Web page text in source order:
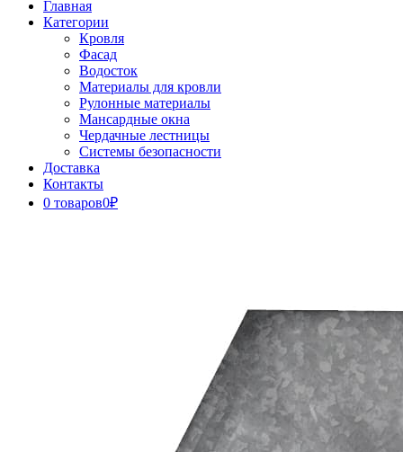
Главная
Категории
Кровля
Фасад
Водосток
Материалы для кровли
Рулонные материалы
Мансардные окна
Чердачные лестницы
Системы безопасности
Доставка
Контакты
0 товаров0₽